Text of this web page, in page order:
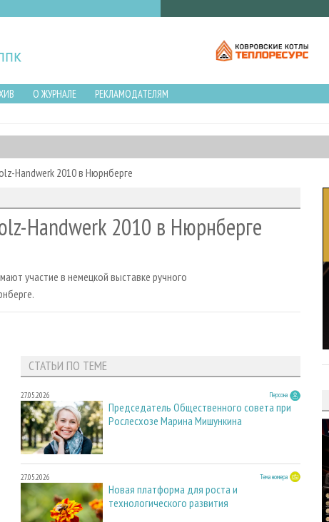
О ЖУРНАЛЕ
РЕКЛАМОДАТЕЛЯМ
Handwerk 2010 в Нюрнберге
Handwerk 2010 в Нюрнберге
участие в немецкой выставке ручного
СТАТЬИ ПО ТЕМЕ
27.05.2026 Персона
Председатель Общественного совета при
Рослесхозе Марина Мишункина
27.05.2026 Тема номера
Новая платформа для роста и
технологического развития